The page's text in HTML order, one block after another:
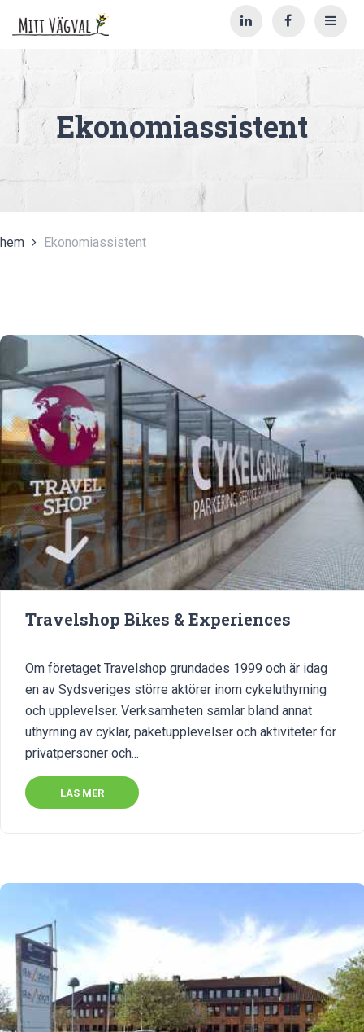
Ekonomiassistent
hem Ekonomiassistent
Travelshop Bikes & Experiences
Om företaget Travelshop grundades 1999 och är idag
en av Sydsveriges större aktörer inom cykeluthyrning
och upplevelser. Verksamheten samlar bland annat
uthyrning av cyklar, paketupplevelser och aktiviteter för
privatpersoner och...
LÄS MER